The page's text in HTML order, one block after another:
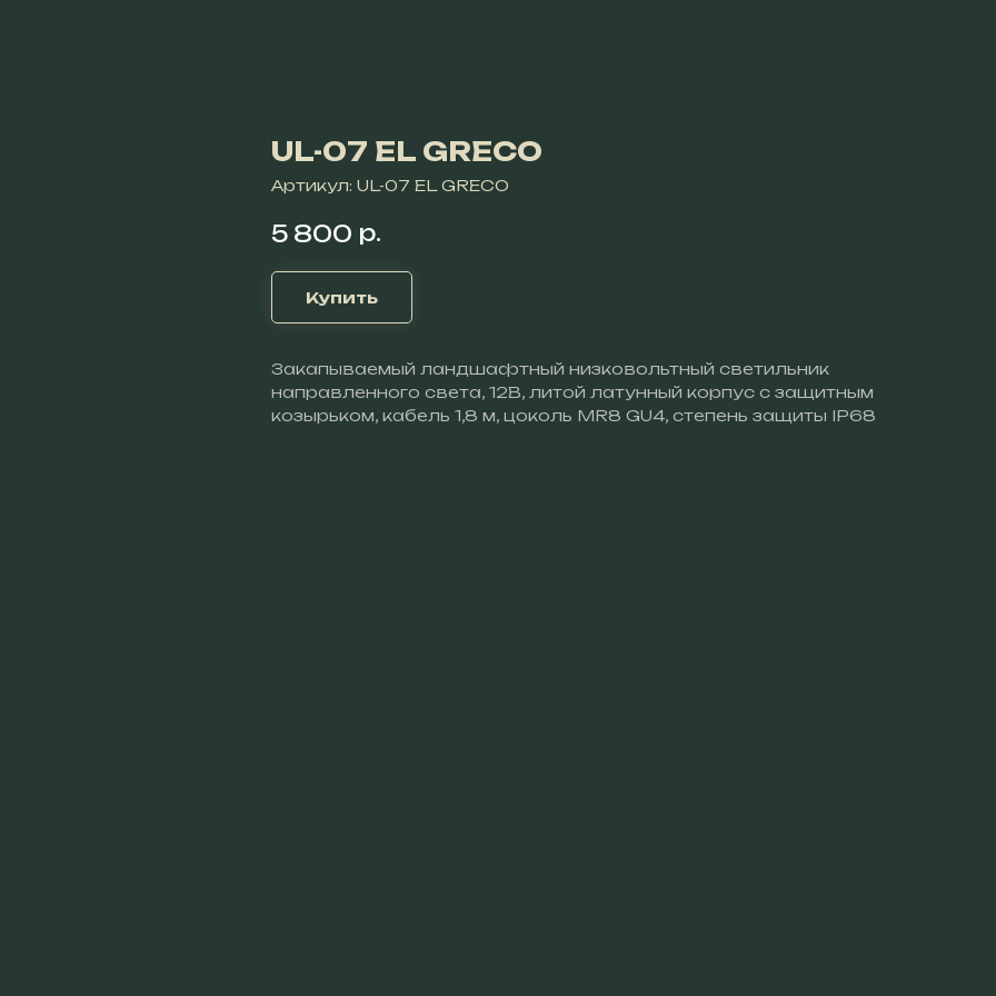
UL-07 EL GRECO
Артикул: UL-07 EL GRECO
5 800 р.
Купить
Закапываемый ландшафтный низковольтный светильник
направленного света, 12В, литой латунный корпус с защитным
козырьком, кабель 1,8 м, цоколь MR8 GU4, степень защиты IP68